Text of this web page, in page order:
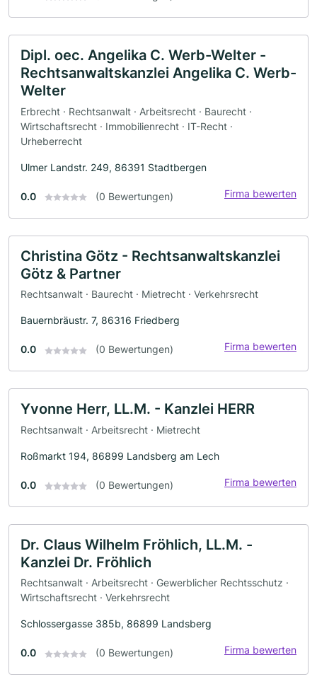
Dipl. oec. Angelika C. Werb-Welter -
Rechtsanwaltskanzlei Angelika C. Werb-
Welter
Erbrecht · Rechtsanwalt · Arbeitsrecht · Baurecht ·
Wirtschaftsrecht · Immobilienrecht · IT-Recht ·
Urheberrecht
Ulmer Landstr. 249, 86391 Stadtbergen
0.0 (0 Bewertungen) Firma bewerten
Christina Götz - Rechtsanwaltskanzlei
Götz & Partner
Rechtsanwalt · Baurecht · Mietrecht · Verkehrsrecht
Bauernbräustr. 7, 86316 Friedberg
0.0 (0 Bewertungen) Firma bewerten
Yvonne Herr, LL.M. - Kanzlei HERR
Rechtsanwalt · Arbeitsrecht · Mietrecht
Roßmarkt 194, 86899 Landsberg am Lech
0.0 (0 Bewertungen) Firma bewerten
Dr. Claus Wilhelm Fröhlich, LL.M. -
Kanzlei Dr. Fröhlich
Rechtsanwalt · Arbeitsrecht · Gewerblicher Rechtsschutz ·
Wirtschaftsrecht · Verkehrsrecht
Schlossergasse 385b, 86899 Landsberg
0.0 (0 Bewertungen) Firma bewerten